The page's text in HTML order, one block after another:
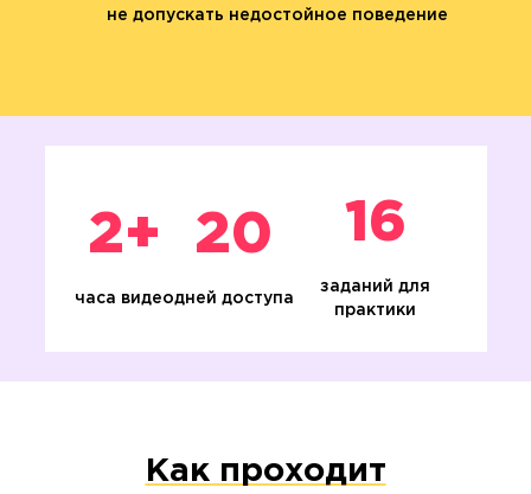
не допускать недостойное поведение
2+
часа видео
20
дней доступа
16
заданий для
практики
Как проходит